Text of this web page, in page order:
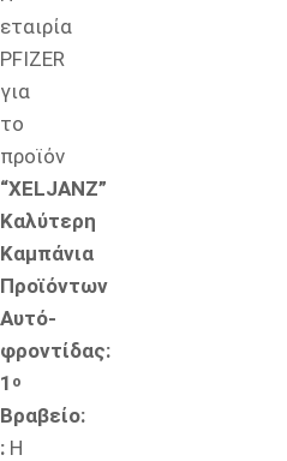
εταιρία
PFIZER
για
το
προϊόν
“XELJANZ”
Καλύτερη
Καμπάνια
Προϊόντων
Αυτό-
φροντίδας:
1 ο
Βραβείο:
: Η